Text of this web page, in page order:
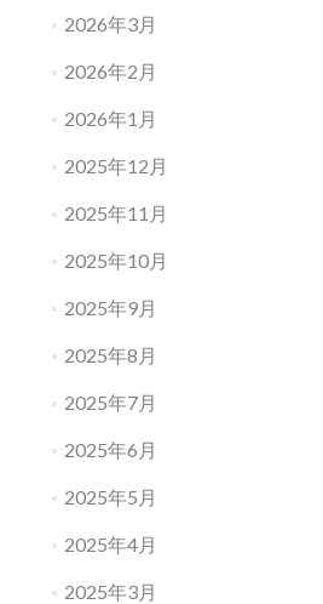
2026年3月
2026年2月
2026年1月
2025年12月
2025年11月
2025年10月
2025年9月
2025年8月
2025年7月
2025年6月
2025年5月
2025年4月
2025年3月